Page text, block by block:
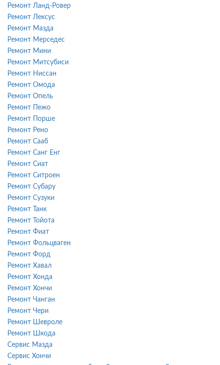
Ремонт Ланд-Ровер
Ремонт Лексус
Ремонт Мазда
Ремонт Мерседес
Ремонт Мини
Ремонт Митсубиси
Ремонт Ниссан
Ремонт Омода
Ремонт Опель
Ремонт Пежо
Ремонт Порше
Ремонт Рено
Ремонт Сааб
Ремонт Санг Енг
Ремонт Сиат
Ремонт Ситроен
Ремонт Субару
Ремонт Сузуки
Ремонт Танк
Ремонт Тойота
Ремонт Фиат
Ремонт Фольцваген
Ремонт Форд
Ремонт Хавал
Ремонт Хонда
Ремонт Хончи
Ремонт Чанган
Ремонт Чери
Ремонт Шевроле
Ремонт Шкода
Сервис Мазда
Сервис Хончи